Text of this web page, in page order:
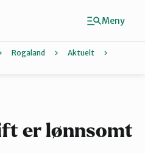
Rogaland
Aktuelt
er lønnsomt